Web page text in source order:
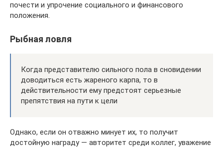
почести и упрочение социального и финансового
положения.
Рыбная ловля
Когда представителю сильного пола в сновидении
доводиться есть жареного карпа, то в
действительности ему предстоят серьезные
препятствия на пути к цели
Однако, если он отважно минует их, то получит
достойную награду — авторитет среди коллег, уважение